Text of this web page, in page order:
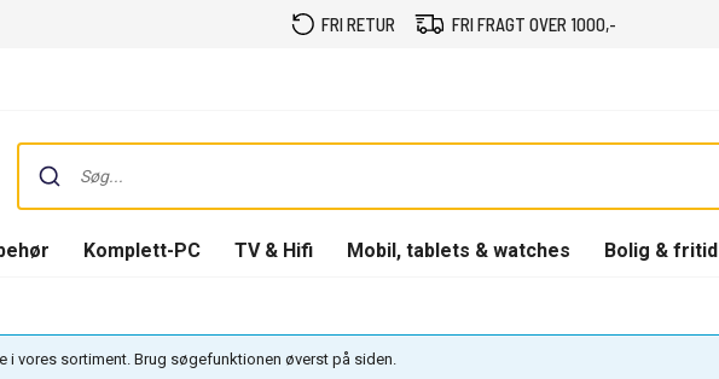
FRI RETUR FRI FRAGT OVER 1000,-
Komplett-PC TV & Hifi Mobil, tablets & watches Bolig & fritid
i vores sortiment. Brug søgefunktionen øverst på siden.